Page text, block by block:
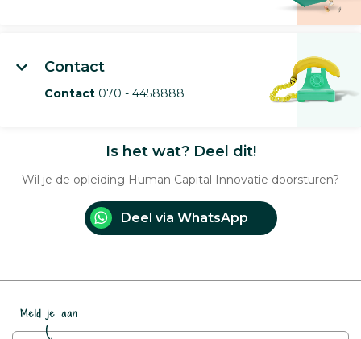
Contact
Contact 070 - 4458888
Is het wat? Deel dit!
Wil je de opleiding Human Capital Innovatie doorsturen?
Deel via WhatsApp
Meld je aan